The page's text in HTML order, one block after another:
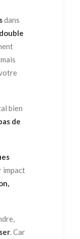
dans
double
bien
de
impact
. Car